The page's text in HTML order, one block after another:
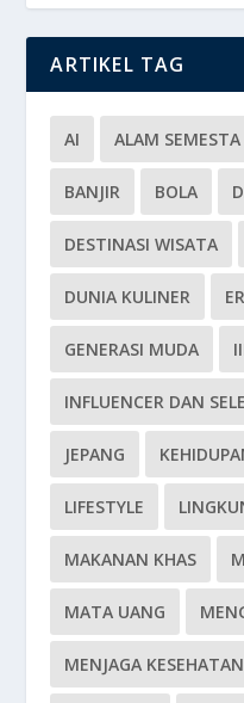
ARTIKEL TAG
AI ALAM SEMESTA
BANJIR BOLA
DESTINASI WISATA
DUNIA KULINER
GENERASI MUDA
INFLUENCER DAN
JEPANG
LIFESTYLE
MAKANAN KHAS
MATA UANG
MENJAGA KESEHATAN